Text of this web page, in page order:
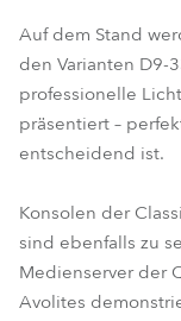
Auf dem Stand
den Varianten D9-
professionelle
präsentiert –
entscheidend ist.
Konsolen der
sind ebenfalls zu
Medienserver der
Avolites